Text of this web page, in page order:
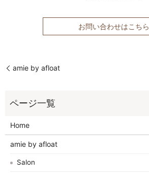
お問い合わせはこちら
amie by afloat
Home
amie by afloat
Salon